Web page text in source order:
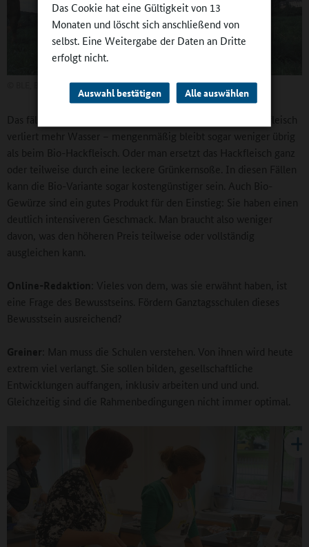
Das Cookie hat eine Gültigkeit von 13
Monaten und löscht sich anschließend von
selbst. Eine Weitergabe der Daten an Dritte
erfolgt nicht.
Auswahl bestätigen Alle auswählen
BLE, Bonn/Dominic Menzler
Das fällt noch nicht einmal auf, denn konventionelles Hackfleisch
verliert mehr Wasser – mengenmäßig bleibt sogar weniger übrig
als beim Bio-Hackfleisch. Oder man ersetzt das Hackfleisch ganz
oder teilweise durch eine leckere Grünkernsoße. In diesen Fällen
kann die Bio-Variante sogar kostengünstiger sein. Auch Bio-
Gewürze sind ein gutes Produkt für den Einstieg: Sie haben einen
deutlich intensiveren Geschmack. Man braucht also weniger
davon, was den höheren Preis teilweise oder vollständig
ausgleichen kann.
Online-Redaktion : Vieles von dem, was sie erwähnt haben, ist
eine Frage des Bewusstseins. Fördern Ganztagsschulen dieses
Bewusstsein ausreichend?
Greiner : Man muss die Schulen verstehen. Von ihnen wird heute
extrem viel verlangt. Sie sollen bilden, gesellschaftliche
Entwicklungen auffangen, inklusiv arbeiten und und und.
Gleichzeitig sind die Rahmenbedingungen nicht immer optimal.